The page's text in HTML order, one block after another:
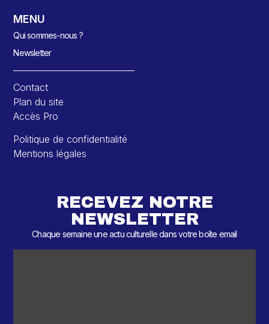
MENU
Qui sommes-nous ?
Newsletter
Contact
Plan du site
Accès Pro
Politique de confidentialité
Mentions légales
RECEVEZ NOTRE
NEWSLETTER
Chaque semaine une actu culturelle dans votre boîte email